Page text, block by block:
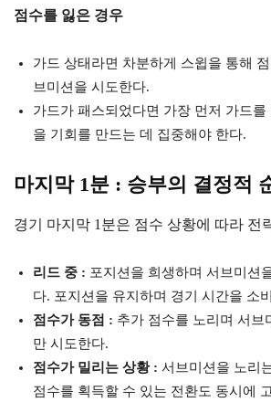
점수를 잃은 경우
가드 상태라면 차분하게 스윕을 통해
브미션을 시도한다.
가드가 패스되었다면 가장 먼저 가드를
을 기회를 만드는 데 집중해야 한다.
마지막 1분 : 승부의 결정적
경기 마지막 1분은 점수 상황에 따라 전
리드 중 : 포지션을 희생하며 서브미션
다. 포지션을 유지하며 경기 시간을 소
점수가 동점 : 추가 점수를 노리며 서브
만 시도한다.
점수가 밀리는 상황 : 서브미션을 노리
점수를 획득할 수 있는 전환도 동시에